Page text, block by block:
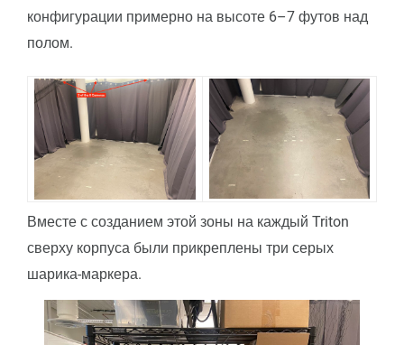
конфигурации примерно на высоте 6–7 футов над
полом.
Вместе с созданием этой зоны на каждый Triton
сверху корпуса были прикреплены три серых
шарика-маркера.